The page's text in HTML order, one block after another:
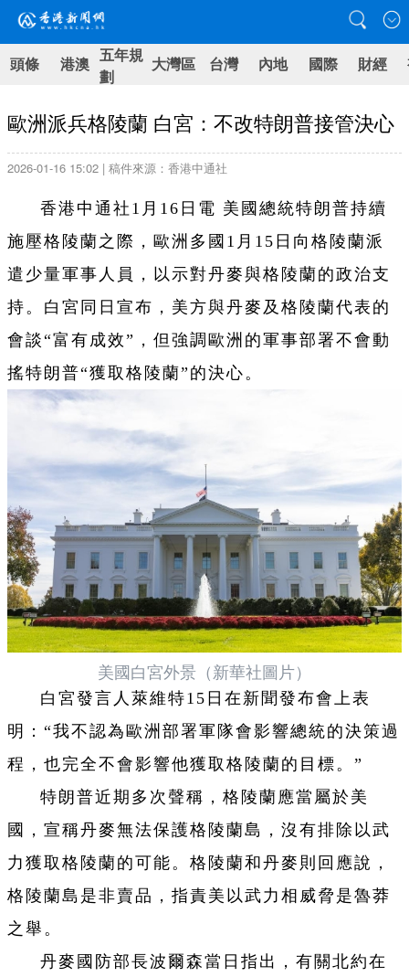
頭條 港澳 五年規
劃
大灣區 台灣 內地 國際 財經
歐洲派兵格陵蘭 白宮：不改特朗普接管決心
2026-01-16 15:02 | 稿件來源：香港中通社
香港中通社1月16日電 美國總統特朗普持續
施壓格陵蘭之際，歐洲多國1月15日向格陵蘭派
遣少量軍事人員，以示對丹麥與格陵蘭的政治支
持。白宮同日宣布，美方與丹麥及格陵蘭代表的
會談“富有成效”，但強調歐洲的軍事部署不會動
搖特朗普“獲取格陵蘭”的決心。
美國白宮外景（新華社圖片）
白宮發言人萊維特15日在新聞發布會上表
明：“我不認為歐洲部署軍隊會影響總統的決策過
程，也完全不會影響他獲取格陵蘭的目標。”
特朗普近期多次聲稱，格陵蘭應當屬於美
國，宣稱丹麥無法保護格陵蘭島，沒有排除以武
力獲取格陵蘭的可能。格陵蘭和丹麥則回應說，
格陵蘭島是非賣品，指責美以武力相威脅是魯莽
之舉。
丹麥國防部長波爾森當日指出，有關北約在